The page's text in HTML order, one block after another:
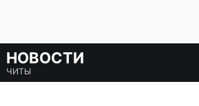
НОВОСТИ
ЧИТЫ